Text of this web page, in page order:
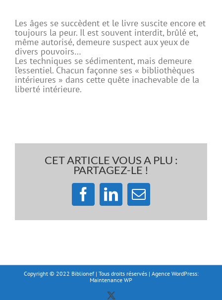
Les âges se succèdent et le livre suscite encore et
toujours la peur. Il est souvent interdit, brûlé et,
même autorisé, demeure suspect aux yeux de
divers pouvoirs…
Les techniques se sédimentent, mais demeure
l’essentiel. Chacun façonne ses « bibliothèques
intérieures » dans cette quête inachevable de la
liberté intérieure.
CET ARTICLE VOUS A PLU :
PARTAGEZ-LE !
Facebook
LinkedIn
Email
Copyright © 2022 Biblionef | Tous droits réservés | Agence WordPress:
Maintenance WP
X